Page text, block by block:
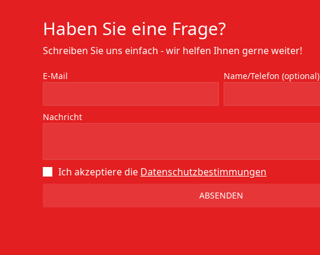
Haben Sie eine Frage?
Schreiben Sie uns einfach - wir helfen Ihnen gerne weiter!
E-Mail Name/Telefon (optional)
Nachricht
Ich akzeptiere die Datenschutz­bestimmungen